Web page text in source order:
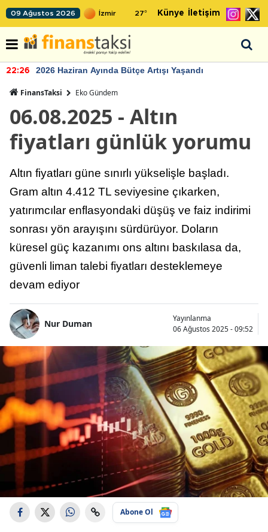
09 Ağustos 2026 27° Künye İletişim
22:26 2026 Haziran Ayında Bütçe Artışı Yaşandı
FinansTaksi Eko Gündem
06.08.2025 - Altın
fiyatları günlük yorumu
Altın fiyatları güne sınırlı yükselişle başladı.
Gram altın 4.412 TL seviyesine çıkarken,
yatırımcılar enflasyondaki düşüş ve faiz indirimi
sonrası yön arayışını sürdürüyor. Doların
küresel güç kazanımı ons altını baskılasa da,
güvenli liman talebi fiyatları desteklemeye
devam ediyor
Nur Duman
Yayınlanma
06 Ağustos 2025 - 09:52
Abone Ol